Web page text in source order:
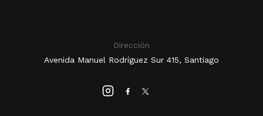
Dirección
Avenida Manuel Rodríguez Sur 415, Santiago